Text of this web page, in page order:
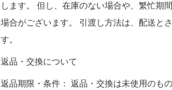
します。 但し、在庫のない場合や、繁忙期
場合がございます。 引渡し方法は、配送と
す。
返品・交換について
返品期限・条件： 返品・交換は未使用のも